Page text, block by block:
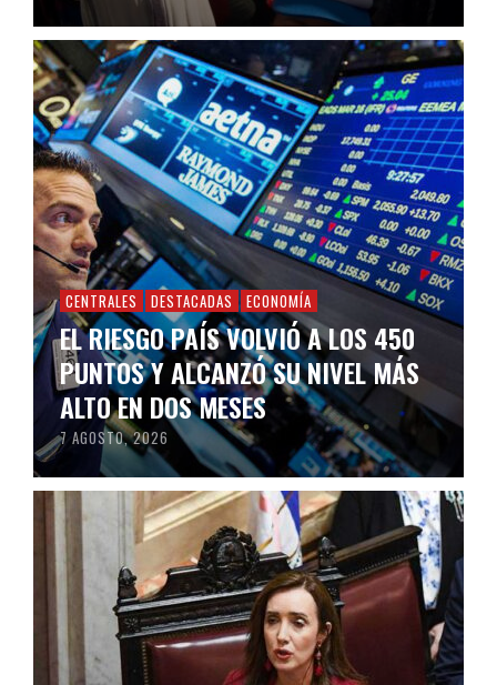
CENTRALES DESTACADAS ECONOMÍA
EL RIESGO PAÍS VOLVIÓ A LOS 450
PUNTOS Y ALCANZÓ SU NIVEL MÁS
ALTO EN DOS MESES
7 AGOSTO, 2026